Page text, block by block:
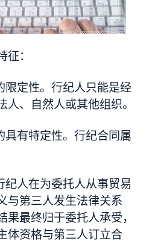
征：
限定性。行纪人只能是经
人、自然人或其他组织。
具有特定性。行纪合同属
纪人在为委托人从事贸易
与第三人发生法律关系
果最终归于委托人承受，
体资格与第三人订立合